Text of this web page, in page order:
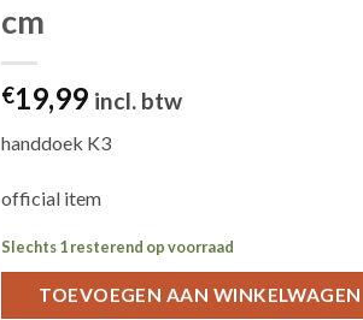
cm
€19,99 incl. btw
handdoek K3
official item
Slechts 1 resterend op voorraad
TOEVOEGEN AAN WINKELWAGEN